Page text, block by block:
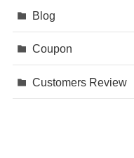
Blog
Coupon
Customers Review